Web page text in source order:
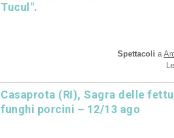
Tucul".
Spettacoli a
Casaprota (RI), Sagra delle
funghi porcini – 12/13 ago